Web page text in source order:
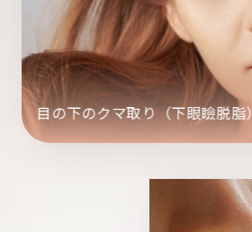
目の下のクマ取り（下眼瞼脱脂）